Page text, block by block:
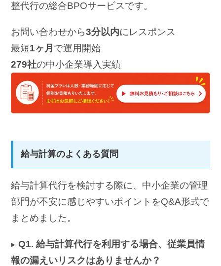
整代行の総合BPOサービスです。
お問い合わせから3分以内にレスポンス
最短1ヶ月 で運用開始
279社の中小企業導入実績
給与計算のよくある質問
給与計算代行を検討する際に、中小企業の管理
部門が不安に感じやすいポイントをQ&A形式で
まとめました。
Q1. 給与計算代行を利用する場合、従業員情
報の漏えいリスクはありませんか？